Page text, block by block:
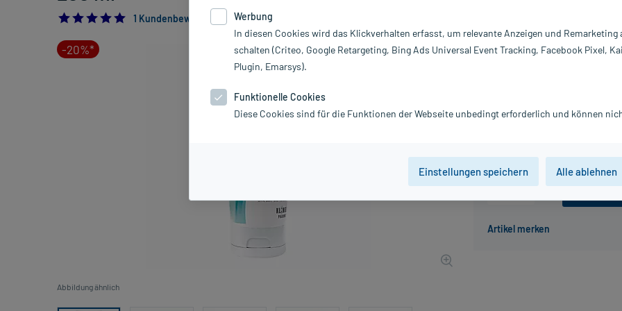
5.0
1 Kundenbewertung*
-20%*
Abbildung ähnlich
inkl. MwSt. zzgl. Versandkosten
PZN:
Hersteller:
Werbung
In diesen Cookies wird das Klickverhalten erfasst, um relevante Anzeigen und Remarketing
schalten (Criteo, Google Retargeting, Bing Ads Universal Event Tracking, Facebook Pixel,
Plugin, Emarsys).
Funktionelle Cookies
Diese Cookies sind für die Funktionen der Webseite unbedingt erforderlich und können
Einstellungen speichern Alle ablehnen